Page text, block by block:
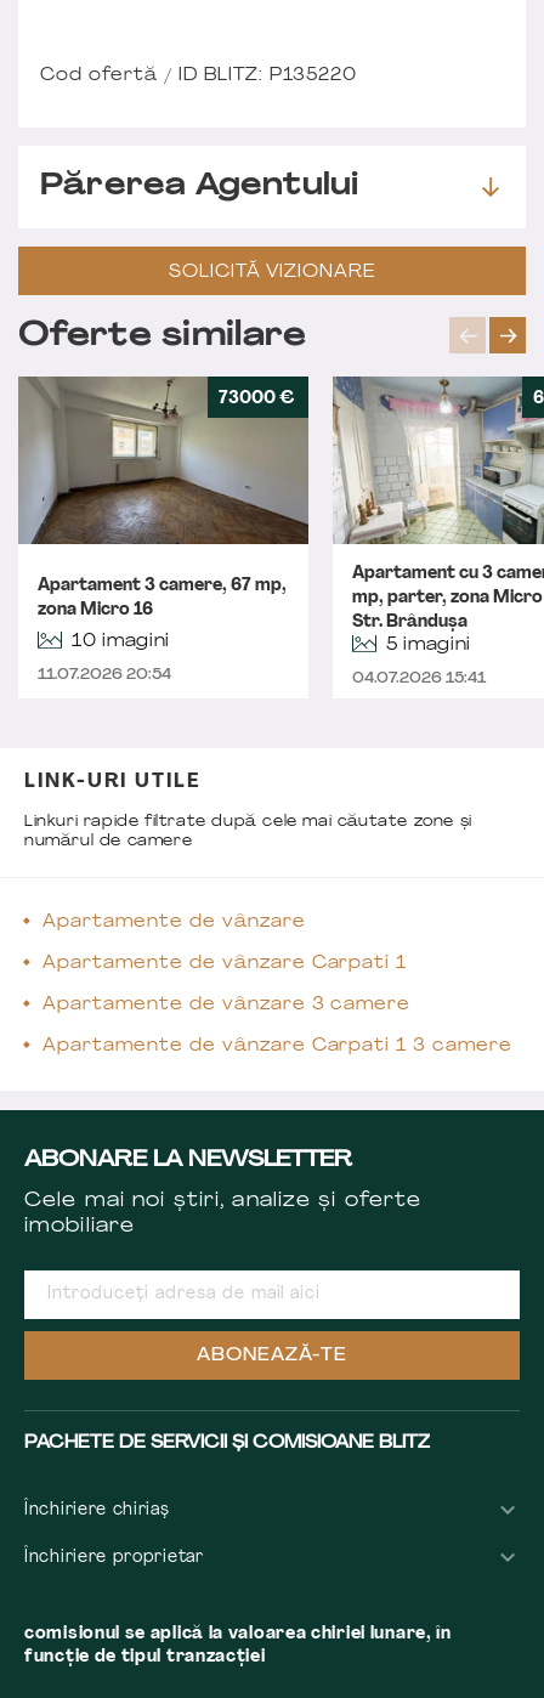
Cod ofertă / ID BLITZ: P135220
Părerea Agentului
SOLICITĂ VIZIONARE
Oferte similare
73000 €
Apartament 3 camere, 67 mp,
zona Micro 16
10 imagini
11.07.2026 20:54
Apartament cu 3
mp, parter, zona Micro
Str. Brândușa
5 imagini
04.07.2026 15:41
LINK-URI UTILE
Linkuri rapide filtrate după cele mai căutate zone și
numărul de camere
Apartamente de vânzare
Apartamente de vânzare Carpati 1
Apartamente de vânzare 3 camere
Apartamente de vânzare Carpati 1 3 camere
ABONARE LA NEWSLETTER
Cele mai noi știri, analize și oferte
imobiliare
ABONEAZĂ-TE
PACHETE DE SERVICII ȘI COMISIOANE BLITZ
Închiriere chiriaș
Închiriere proprietar
comisionul se aplică la valoarea chiriei lunare, în
funcție de tipul tranzacției